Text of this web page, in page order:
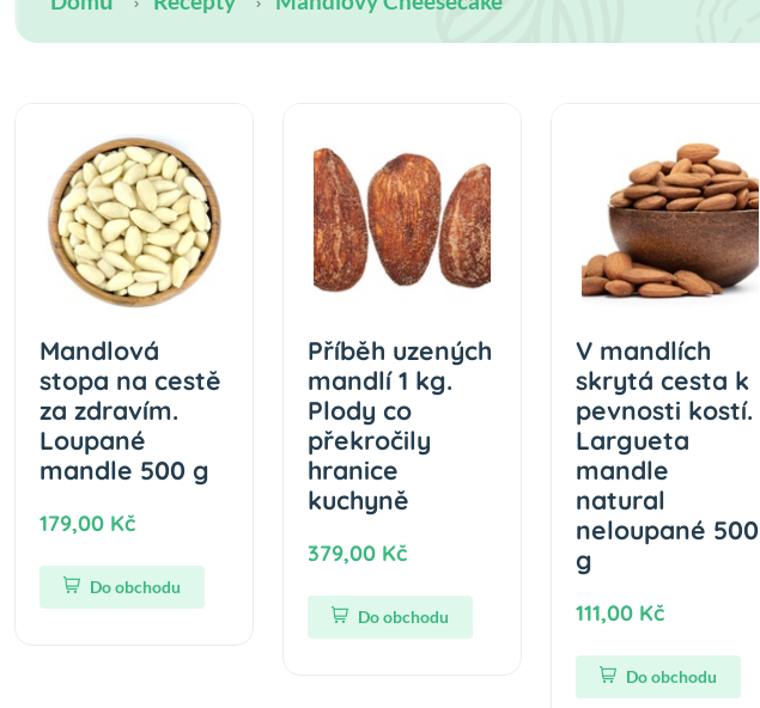
Mandlová
stopa na cestě
za zdravím.
Loupané
mandle 500 g
179,00 Kč
Do obchodu
Příběh uzených
mandlí 1 kg.
Plody co
překročily
hranice
kuchyně
379,00 Kč
Do obchodu
V mandlích
skrytá cesta k
pevnosti kostí.
Largueta
mandle
natural
neloupané 500
g
111,00 Kč
Do obchodu